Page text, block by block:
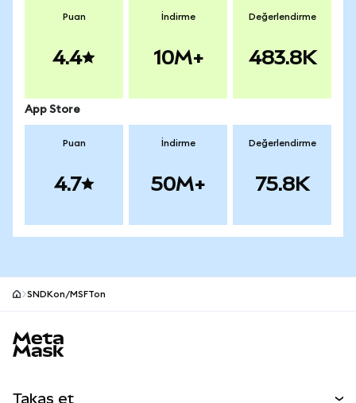
Puan
4.4
İndirme
10M+
Değerlendirme
483.8K
App Store
Puan
4.7
İndirme
50M+
Değerlendirme
75.8K
SNDKon/MSFTon
Takas et